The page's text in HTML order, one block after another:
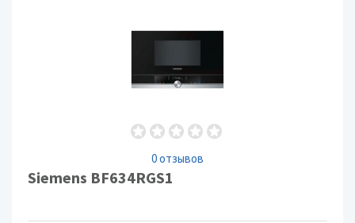
0 отзывов
Siemens BF634RGS1